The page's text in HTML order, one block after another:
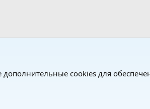
дополнительные cookies для